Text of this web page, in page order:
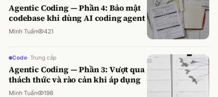
Agentic Coding — Phần 4: Bảo mật
codebase khi dùng AI coding agent
Minh Tuấn 421
Code· Trung cấp
Agentic Coding — Phần 3: Vượt qua
thách thức và rào cản khi áp dụng
Minh Tuấn 198